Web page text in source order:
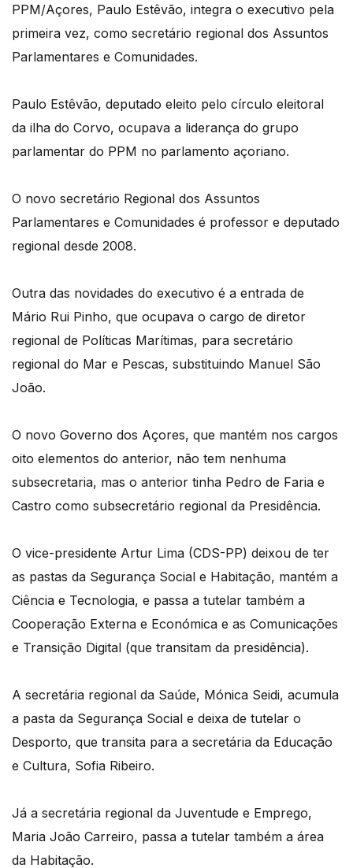
PPM/Açores, Paulo Estêvão, integra o executivo pela
primeira vez, como secretário regional dos Assuntos
Parlamentares e Comunidades.
Paulo Estêvão, deputado eleito pelo círculo eleitoral
da ilha do Corvo, ocupava a liderança do grupo
parlamentar do PPM no parlamento açoriano.
O novo secretário Regional dos Assuntos
Parlamentares e Comunidades é professor e deputado
regional desde 2008.
Outra das novidades do executivo é a entrada de
Mário Rui Pinho, que ocupava o cargo de diretor
regional de Políticas Marítimas, para secretário
regional do Mar e Pescas, substituindo Manuel São
João.
O novo Governo dos Açores, que mantém nos cargos
oito elementos do anterior, não tem nenhuma
subsecretaria, mas o anterior tinha Pedro de Faria e
Castro como subsecretário regional da Presidência.
O vice-presidente Artur Lima (CDS-PP) deixou de ter
as pastas da Segurança Social e Habitação, mantém a
Ciência e Tecnologia, e passa a tutelar também a
Cooperação Externa e Económica e as Comunicações
e Transição Digital (que transitam da presidência).
A secretária regional da Saúde, Mónica Seidi, acumula
a pasta da Segurança Social e deixa de tutelar o
Desporto, que transita para a secretária da Educação
e Cultura, Sofia Ribeiro.
Já a secretária regional da Juventude e Emprego,
Maria João Carreiro, passa a tutelar também a área
da Habitação.